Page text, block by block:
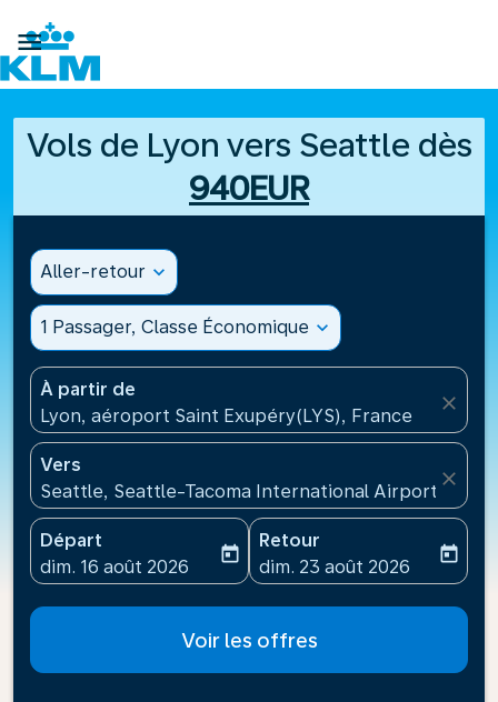

Vols de Lyon vers Seattle dès
940EUR
Aller-retour expand_more
1 Passager, Classe Économique expand_more
À partir de
Lyon, aéroport Saint Exupéry(LYS), France
close
Vers
Seattle, Seattle-Tacoma International Airport(SEA),
close
Départ
fc-booking-departure-date-aria-label
dim. 16 août 2026
today
Retour
fc-booking-return-date-
dim. 23 août 2026
today
Voir les offres